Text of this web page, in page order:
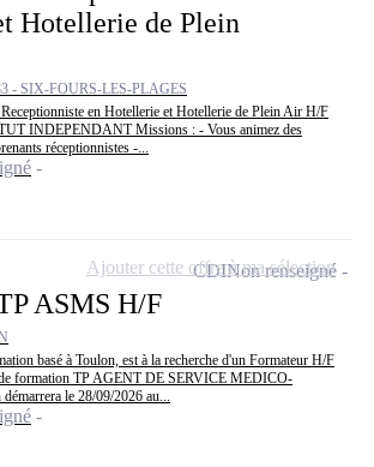
Hotellerie de Plein
- SIX-FOURS-LES-PLAGES
en Hotellerie et Hotellerie de Plein Air H/F
INDEPENDANT Missions : - Vous animez des
réceptionnistes -...
ASMS H/F
basé à Toulon, est à la recherche d'un Formateur H/F
formation TP AGENT DE SERVICE MEDICO-
le 28/09/2026 au...
CDINon renseigné
Ajouter cette offre à ma sélection